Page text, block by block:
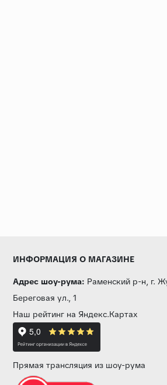
ИНФОРМАЦИЯ О МАГАЗИНЕ
Адрес шоу-рума: Раменский р-н, г.
Береговая ул., 1
Наш рейтинг на Яндекс.Картах
Прямая трансляция из шоу-рума